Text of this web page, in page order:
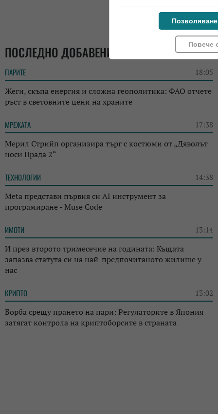
ПОСЛЕДНО ДОБАВЕНИ
ПАРИТЕ 18:05
Жеги, скъпа енергия и сложна геополитика: ФАО отчете
ръст в световните цени на храните
МРЕЖАТА 17:38
Мерил Стрийп организира търг с костюми от „Дяволът
носи Прада 2“
ТЕХНОЛОГИИ 14:38
Meta представи първия си AI инструмент за
програмиране - Muse Code
ИМОТИ 13:14
И през второто тримесечие на годината: Къщата
запазва статута си на най-предпочитаното жилище у
нас
КРИПТО 13:02
Борба срещу прането на пари: Регулаторите в Япония
затягат контрола на криптоборсите в страната
Повече